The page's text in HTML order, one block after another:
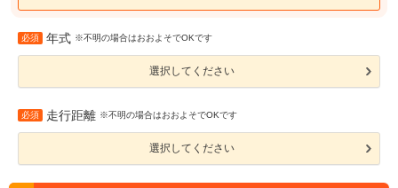
必須 年式 ※不明の場合はおおよそでOKです
選択してください
必須 走行距離 ※不明の場合はおおよそでOKです
選択してください